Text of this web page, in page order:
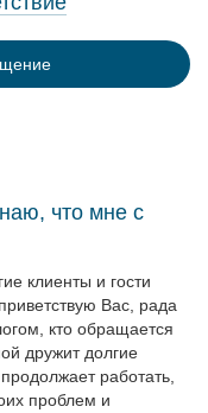
что мне с
клиенты и гости
Вас, рада
кто обращается
дружит долгие
работать,
проблем и